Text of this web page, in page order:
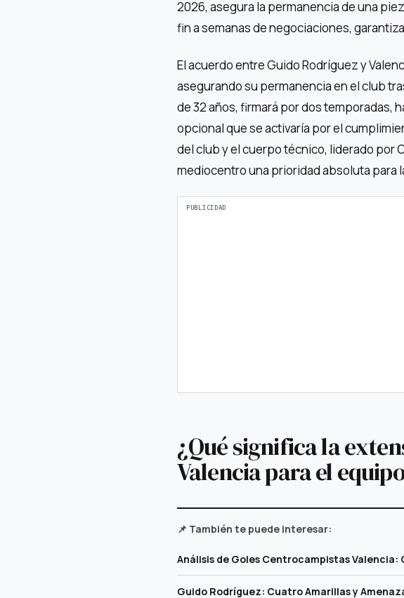
2026, asegura la permanencia de una
fin a semanas de negociaciones,
El acuerdo entre Guido Rodríguez y
asegurando su permanencia en el club
de 32 años, firmará por dos temporadas,
opcional que se activaría por el
del club y el cuerpo técnico, liderado por
mediocentro una prioridad absoluta para
¿Qué significa la
Valencia para el
📌 También te puede interesar:
Análisis de Goles Centrocampistas Valencia:
Guido Rodríguez: Cuatro Amarillas y